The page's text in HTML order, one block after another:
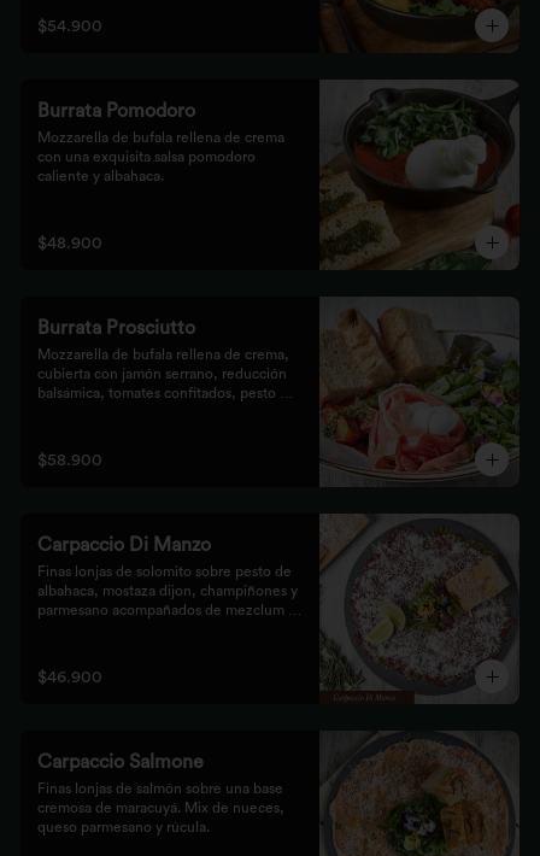
$54.900
Burrata Pomodoro
Mozzarella de bufala rellena de crema
con una exquisita salsa pomodoro
caliente y albahaca.
$48.900
Burrata Prosciutto
Mozzarella de bufala rellena de crema,
cubierta con jamón serrano, reducción
balsámica, tomates confitados, pesto
$58.900
Carpaccio Di Manzo
Finas lonjas de solomito sobre pesto de
albahaca, mostaza dijon, champiñones y
parmesano acompañados de mezclum de
$46.900
Carpaccio Salmone
Finas lonjas de salmón sobre una base
cremosa de maracuyá. Mix de nueces,
queso parmesano y rúcula.